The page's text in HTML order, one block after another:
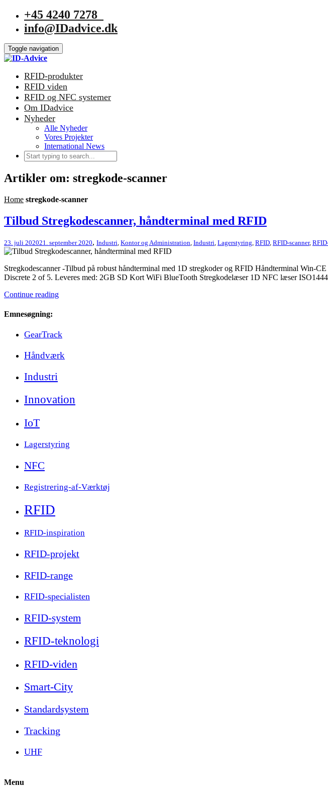
+45 4240 7278
info@IDadvice.dk
Toggle navigation
RFID-produkter
RFID viden
RFID og NFC systemer
Om IDadvice
Nyheder
Alle Nyheder
Vores Projekter
International News
Artikler om: stregkode-scanner
Home stregkode-scanner
Tilbud Stregkodescanner, håndterminal med RFID
23. juli 202021. september 2020, Industri Kontor og Administration Industri Lagerstyring RFID RFID-scanner,
Stregkodescanner -Tilbud på robust håndterminal med 1D stregkoder og RFID Håndterminal Win-
Discrete 2 of 5. Leveres med: 2GB SD Kort WiFi BlueTooth Stregkodelæser 1D NFC læser
Continue reading
Emnesøgning:
GearTrack
Håndværk
Industri
Innovation
IoT
Lagerstyring
NFC
Registrering-af-Værktøj
RFID
RFID-inspiration
RFID-projekt
RFID-range
RFID-specialisten
RFID-system
RFID-teknologi
RFID-viden
Smart-City
Standardsystem
Tracking
UHF
Menu